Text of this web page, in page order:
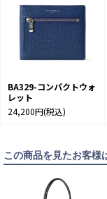
BA329-コンパクトウォ
レット
24,200円(税込)
この商品を見たお客様